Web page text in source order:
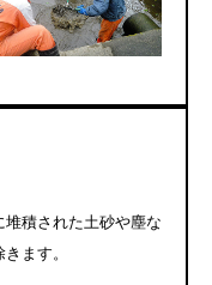
積された土砂や塵な
ます。